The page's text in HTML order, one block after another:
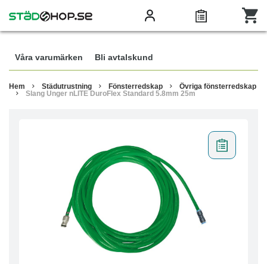
Våra varumärken Bli avtalskund
Hem Städutrustning Fönsterredskap
Övriga fönsterredskap
Slang Unger nLITE DuroFlex Standard 5.8mm 25m